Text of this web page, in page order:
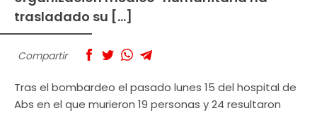
trasladado su […]
Compartir
Tras el bombardeo el pasado lunes 15 del hospital de
Abs en el que murieron 19 personas y 24 resultaron